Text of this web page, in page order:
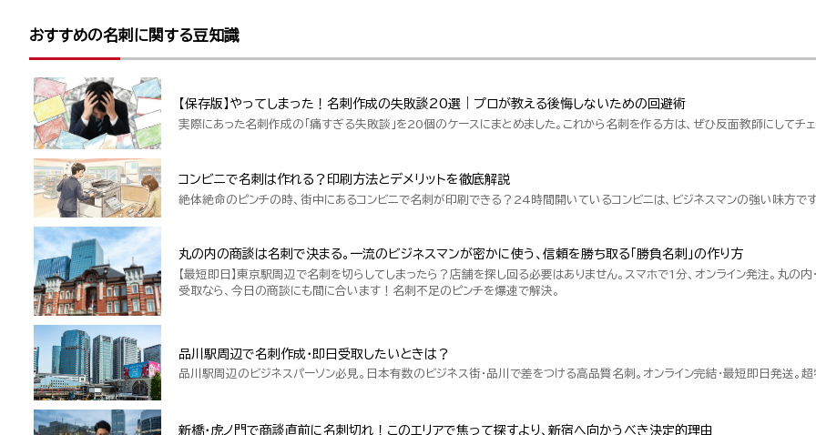
おすすめの名刺に関する豆知識
【保存版】やってしまった！名刺作成の失敗談20選｜プロが教える後悔しないための回避術
実際にあった名刺作成の「痛すぎる失敗談」を20個のケースにまとめました。これから名刺を作る方は、ぜひ反面教師にしてチェ
コンビニで名刺は作れる？印刷方法とデメリットを徹底解説
絶体絶命のピンチの時、街中にあるコンビニで名刺が印刷できる？24時間開いているコンビニは、ビジネスマンの強い味方です
丸の内の商談は名刺で決まる。一流のビジネスマンが密かに使う、信頼を勝ち取る「勝負名刺」の作り方
【最短即日】東京駅周辺で名刺を切らしてしまったら？店舗を探し回る必要はありません。スマホで1分、オンライン発注。丸
受取なら、今日の商談にも間に合います！名刺不足のピンチを爆速で解決。
品川駅周辺で名刺作成・即日受取したいときは？
品川駅周辺のビジネスパーソン必見。日本有数のビジネス街・品川で差をつける高品質名刺。オンライン完結・最短即日発送。
新橋・虎ノ門で商談直前に名刺切れ！このエリアで焦って探すより、新宿へ向かうべき決定的理由